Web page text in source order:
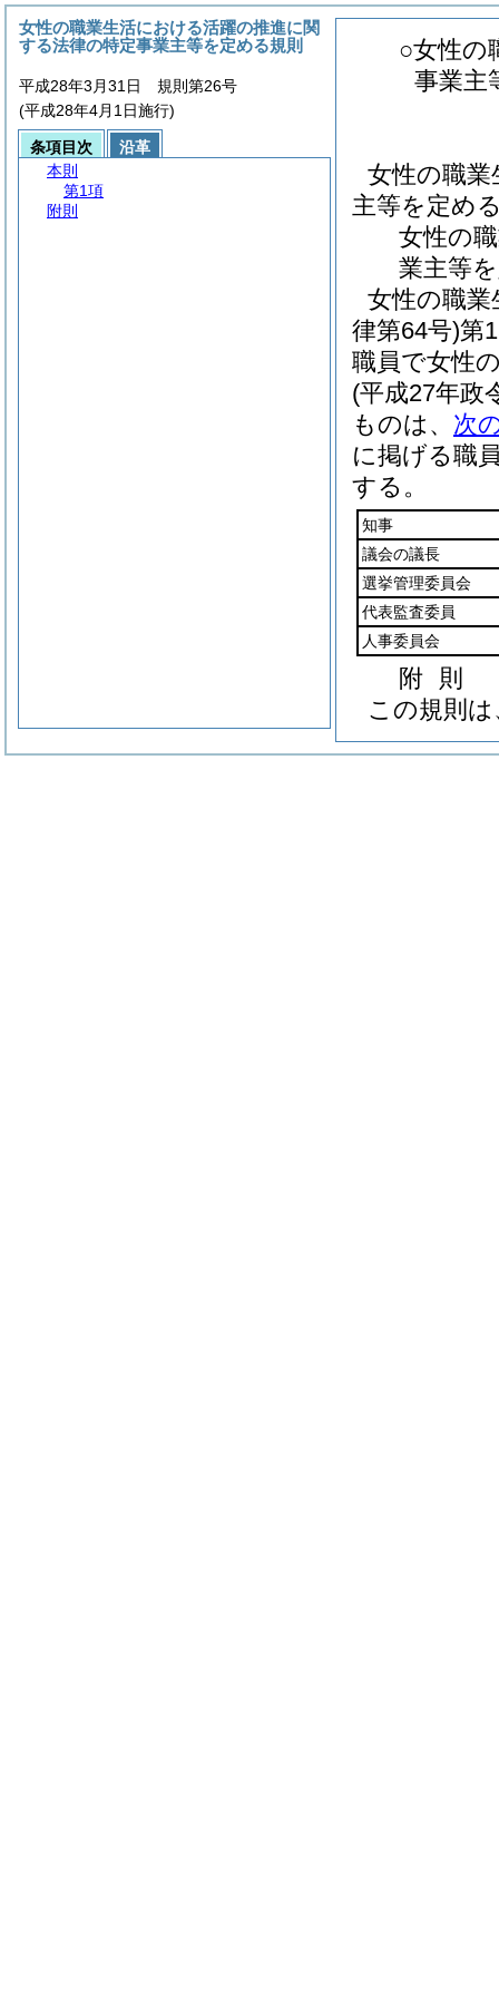
○女性の
事業主
女性の職
主等を定め
女性の
業主等
女性の職
律第64号)第
職員で女性
(平成27年政
ものは、 次
に掲げる職
する。
知事
議会の議長
選挙管理委員会
代表監査委員
人事委員会
附 則
この規則
女性の職業生活における活躍の推進に関
する法律の特定事業主等を定める規則
平成28年3月31日 規則第26号
(平成28年4月1日施行)
条項目次
沿革
本則
第1項
附則